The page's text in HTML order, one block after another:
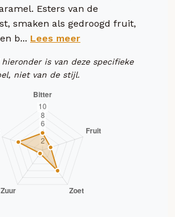
Esters van de
smaken als gedroogd fruit,
b... Lees meer
is van deze specifieke
niet van de stijl.